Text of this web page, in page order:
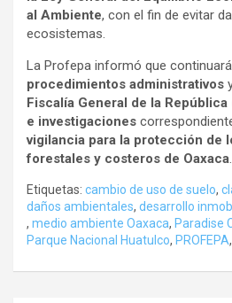
al Ambiente, con el fin de evitar
ecosistemas.
La Profepa informó que
procedimientos administrativos
Fiscalía General de la República
e investigaciones
vigilancia para la protección de
forestales y costeros de Oaxaca
Etiquetas: cambio de uso de suelo,
daños ambientales, desarrollo
, medio ambiente Oaxaca, Paradise
Parque Nacional Huatulco, PROFEPA,